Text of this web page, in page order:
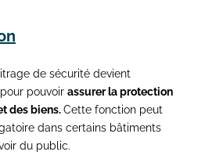
de sécurité devient
pouvoir assurer la protection
des biens.Cette fonction peut
dans certains bâtiments
du public.